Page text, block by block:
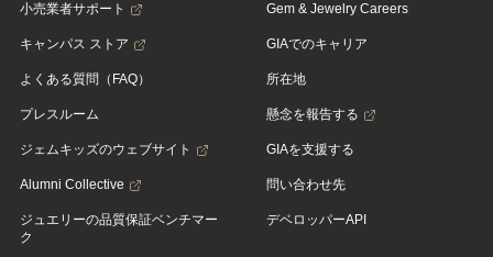
小売業者サポート
キャンパス ストア
よくある質問（FAQ）
プレスルーム
ジェムキッズのウェブサイト
Alumni Collective
ジュエリーの品質保証ベンチマー
ク
Gem & Jewelry Careers
GIAでのキャリア
所在地
懸念を報告する
GIAを支援する
問い合わせ先
デベロッパーAPI